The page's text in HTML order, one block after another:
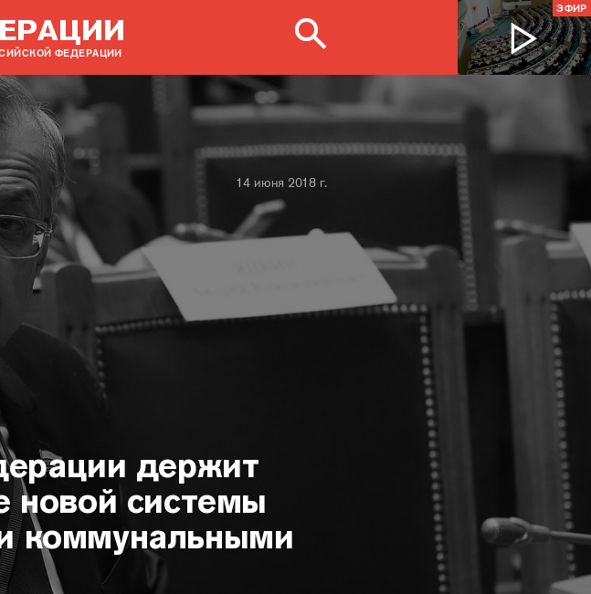
ФЕДЕРАЦИИ
ЭФИР
держит
новой системы
коммунальными
14 июня 2018 г.